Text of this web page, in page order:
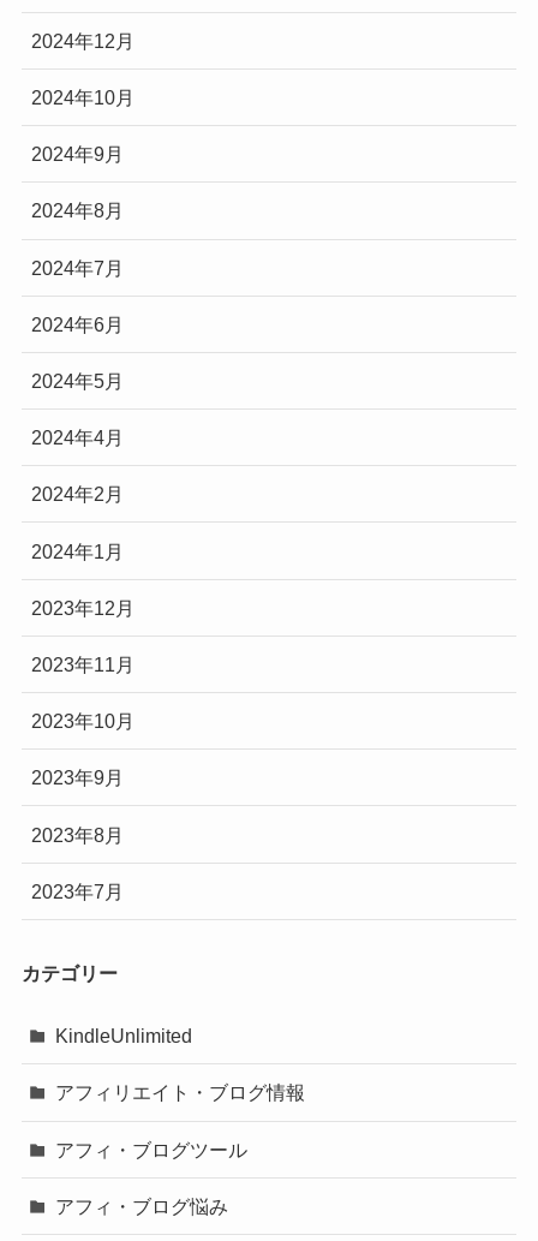
2024年12月
2024年10月
2024年9月
2024年8月
2024年7月
2024年6月
2024年5月
2024年4月
2024年2月
2024年1月
2023年12月
2023年11月
2023年10月
2023年9月
2023年8月
2023年7月
カテゴリー
KindleUnlimited
アフィリエイト・ブログ情報
アフィ・ブログツール
アフィ・ブログ悩み